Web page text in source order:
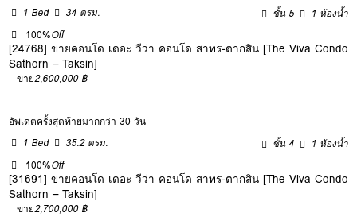
1 Bed
34 ตรม. ชั้น 5
1 ห้องน้ำ
100%Off
[24768] ขายคอนโด เดอะ วีว่า คอนโด สาทร-ตากสิน [The Viva Condo
Sathorn – Taksin]
ขาย2,600,000 ฿
อัพเดตครั้งสุดท้ายมากกว่า 30 วัน
1 Bed
35.2 ตรม. ชั้น 4
1 ห้องน้ำ
100%Off
[31691] ขายคอนโด เดอะ วีว่า คอนโด สาทร-ตากสิน [The Viva Condo
Sathorn – Taksin]
ขาย2,700,000 ฿